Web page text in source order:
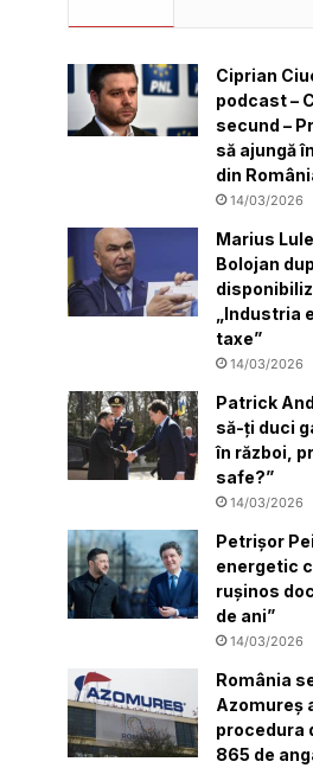
Ciprian
podcast –
secund –
să ajungă
din
14/03/2026
Marius
Bolojan
„Industria
taxe”
14/03/2026
Patrick
să-ți duci
în război,
safe?”
14/03/2026
Petrișor
energetic
rușinos
de ani”
14/03/2026
România
Azomureș
procedura
865 de